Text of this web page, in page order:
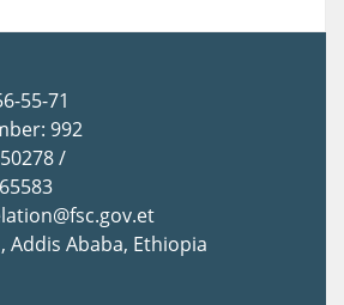
55-71
992
/
Addis Ababa, Ethiopia